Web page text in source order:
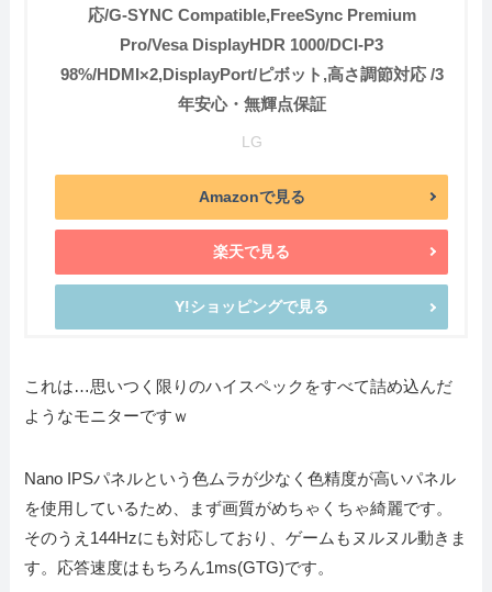
応/G-SYNC Compatible,FreeSync Premium
Pro/Vesa DisplayHDR 1000/DCI-P3
98%/HDMI×2,DisplayPort/ピボット,高さ調節対応 /3
年安心・無輝点保証
LG
Amazonで見る
楽天で見る
Y!ショッピングで見る
これは…思いつく限りのハイスペックをすべて詰め込んだ
ようなモニターですｗ
Nano IPSパネルという色ムラが少なく色精度が高いパネル
を使用しているため、まず画質がめちゃくちゃ綺麗です。
そのうえ144Hzにも対応しており、ゲームもヌルヌル動きま
す。応答速度はもちろん1ms(GTG)です。